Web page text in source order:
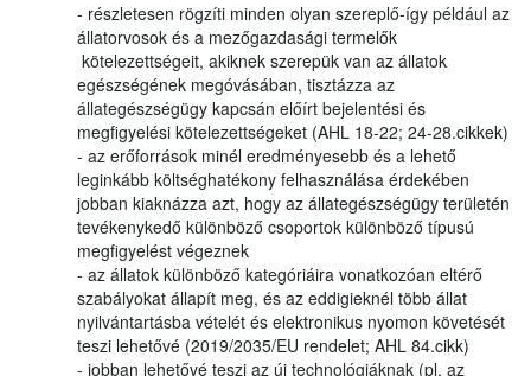
- részletesen rögzíti minden olyan szereplő-így például az
állatorvosok és a mezőgazdasági termelők
kötelezettségeit, akiknek szerepük van az állatok
egészségének megóvásában, tisztázza az
állategészségügy kapcsán előírt bejelentési és
megfigyelési kötelezettségeket (AHL 18-22; 24-28.cikkek)
- az erőforrások minél eredményesebb és a lehető
leginkább költséghatékony felhasználása érdekében
jobban kiaknázza azt, hogy az állategészségügy területén
tevékenykedő különböző csoportok különböző típusú
megfigyelést végeznek
- az állatok különböző kategóriáira vonatkozóan eltérő
szabályokat állapít meg, és az eddigieknél több állat
nyilvántartásba vételét és elektronikus nyomon követését
teszi lehetővé (2019/2035/EU rendelet; AHL 84.cikk)
- jobban lehetővé teszi az új technológiáknak (pl. az